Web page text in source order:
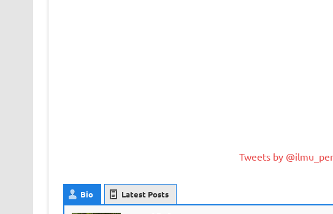
Tweets by
Bio Latest Posts